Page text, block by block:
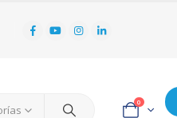
0